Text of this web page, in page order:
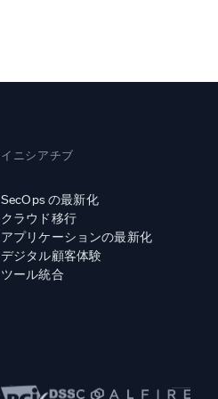
イニシアチブ
SecOps の最新化
クラウド移行
アプリケーションの最新化
デジタル顧客体験
ツール統合